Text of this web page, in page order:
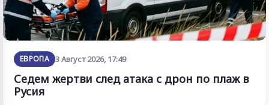
ЕВРОПА 3 Август 2026, 17:49
Седем жертви след атака с дрон по плаж в
Русия